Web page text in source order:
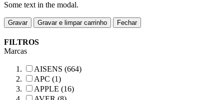
Some text in the modal.
Gravar Gravar e limpar carrinho Fechar
FILTROS
Marcas
AISENS (664)
APC (1)
APPLE (16)